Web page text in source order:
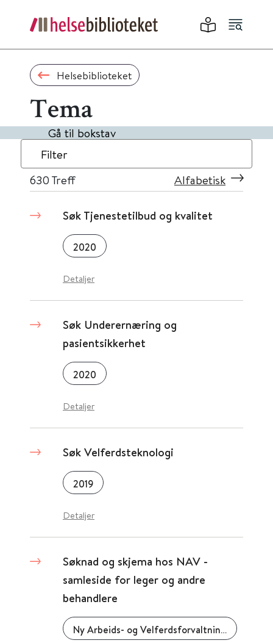
Helsebiblioteket
Tema
Gå til bokstav
Filter
630 Treff Alfabetisk
Søk Tjenestetilbud og kvalitet
2020
Detaljer
Søk Underernæring og
pasientsikkerhet
2020
Detaljer
Søk Velferdsteknologi
2019
Detaljer
Søknad og skjema hos NAV -
samleside for leger og andre
behandlere
Ny Arbeids- og Velferdsforvaltning (NAV)